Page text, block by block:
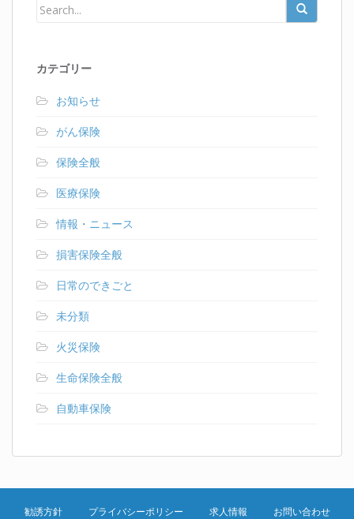
カテゴリー
お知らせ
がん保険
保険全般
医療保険
情報・ニュース
損害保険全般
日常のできごと
未分類
火災保険
生命保険全般
自動車保険
勧誘方針 プライバシーポリシー 求人情報 お問い合わせ